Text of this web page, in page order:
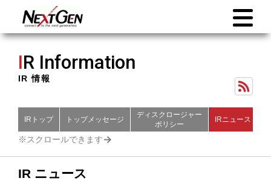
IR Information
IR 情報
IRトップ トップメッセージ
ディスクロージャー
ポリシー
IRニュース
IR ニュース